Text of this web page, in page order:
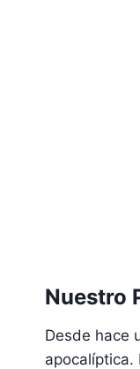
Nuestro
Desde hace
apocalíptica.